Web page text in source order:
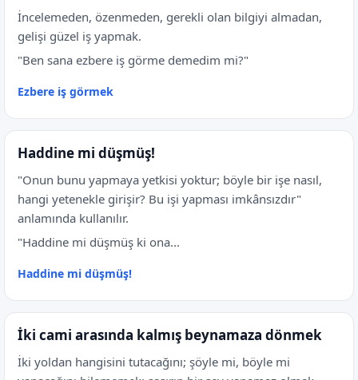
İncelemeden, özenmeden, gerekli olan bilgiyi almadan,
gelişi güzel iş yapmak.
"Ben sana ezbere iş görme demedim mi?"
Ezbere iş görmek
Haddine mi düşmüş!
"Onun bunu yapmaya yetkisi yoktur; böyle bir işe nasıl,
hangi yetenekle girişir? Bu işi yapması imkânsızdır"
anlamında kullanılır.
"Haddine mi düşmüş ki ona...
Haddine mi düşmüş!
İki cami arasında kalmış beynamaza dönmek
İki yoldan hangisini tutacağını; şöyle mi, böyle mi